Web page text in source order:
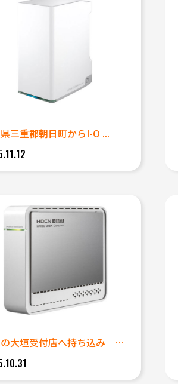
三重郡朝日町からI-O ...
岐阜の大垣受付店へ持ち込み 異...